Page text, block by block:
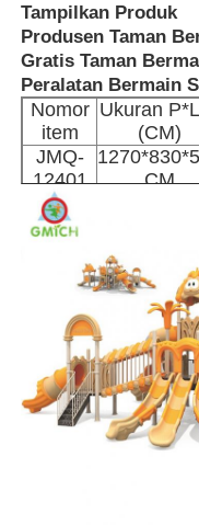
Rumah
Produk
Tentang Kami
Tampilkan Produk
Produsen Taman
Gratis Taman
Peralatan Bermain
Nomor
item
Ukuran
(CM)
JMQ-
12401
CM